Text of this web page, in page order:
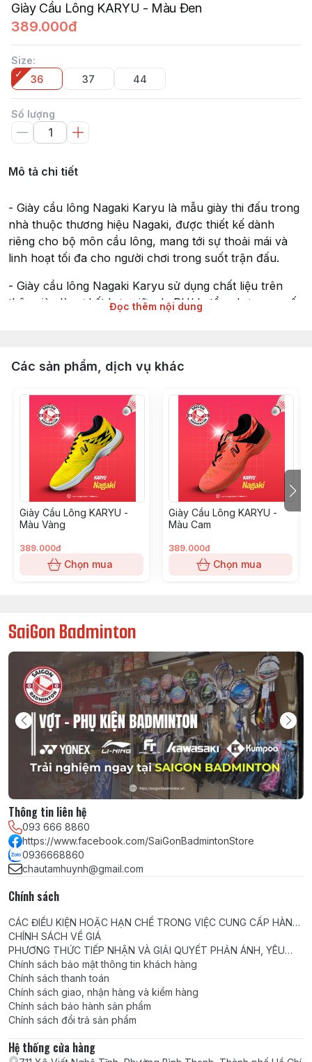
Giày Cầu Lông KARYU - Màu Đen
389.000đ
Size:
36
37 44
Số lượng
Mô tả chi tiết
- Giày cầu lông Nagaki Karyu là mẫu giày thi đấu trong
nhà thuộc thương hiệu Nagaki, được thiết kế dành
riêng cho bộ môn cầu lông, mang tới sự thoải mái và
linh hoạt tối đa cho người chơi trong suốt trận đấu.
- Giày cầu lông Nagaki Karyu sử dụng chất liệu trên
thân giày là sự kết hợp giữa da PU/da tổng hợp cao cấp
bằng tấm bảo vệ TPU giúp ngăn ngừa bong gân, giảm
dụng cao su chịu nhiệt với thiết kế đế kép 2 lớp cùng
các rãnh hình tổ ong, cho khả năng bám sân tốt hơn,
ổn định hơn khi bật nhảy và hỗ trợ những pha đổi
hướng, dừng đột ngột một cách dứt khoát. Phần mũi
giày được thiết kế lỗ thoát khí, giúp chân luôn khô
thoáng, thoải mái, hạn chế tích tụ mồ hôi khi vận động.
- Đặc biệt, giày còn có phần cổ giày ôm khít chân, giúp
đồng thời bảo vệ cổ chân một cách tối đa trong suốt
Đọc thêm nội dung
Các sản phẩm, dịch vụ khác
Giày Cầu Lông KARYU -
Màu Vàng
389.000đ
Chọn mua
Giày Cầu Lông KARYU -
Màu Cam
389.000đ
Chọn mua
SaiGon Badminton
Thông tin liên hệ
093 666 8860
https://www.facebook.com/SaiGonBadmintonStore
0936668860
chautamhuynh@gmail.com
Chính sách
CÁC ĐIỀU KIỆN HOẶC HẠN CHẾ TRONG VIỆC CUNG CẤP HÀNG
HÓA, DỊCH VỤ
CHÍNH SÁCH VỀ GIÁ
PHƯƠNG THỨC TIẾP NHẬN VÀ GIẢI QUYẾT PHẢN ÁNH, YÊU
CẦU, KHIẾU NẠI
Chính sách bảo mật thông tin khách hàng
Chính sách thanh toán
Chính sách giao, nhận hàng và kiểm hàng
Chính sách bảo hành sản phẩm
Chính sách đổi trả sản phẩm
Hệ thống cửa hàng